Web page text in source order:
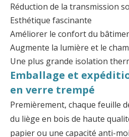
Réduction de la transmission
Esthétique fascinante
Améliorer le confort du
Augmente la lumière et le
Une plus grande isolation
Emballage et
en verre trempé
Premièrement, chaque feuille
du liège en bois de haute
papier ou une capacité anti-